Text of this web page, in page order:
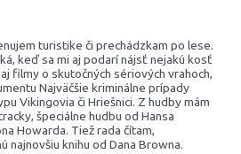
turistike či prechádzkam po lese.
keď sa mi aj podarí nájsť nejakú kosť
filmy o skutočných sériových vrahoch,
Najväčšie kriminálne prípady
Vikingovia či Hriešnici. Z hudby mám
špeciálne hudbu od Hansa
Howarda. Tiež rada čítam,
najnovšiu knihu od Dana Browna.